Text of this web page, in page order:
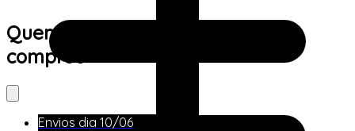
Quem viu este produto também
comprou